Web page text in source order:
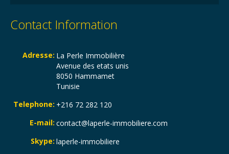
Contact Information
Adresse: La Perle Immobilière
Avenue des etats unis
8050 Hammamet
Tunisie
Telephone: +216 72 282 120
E-mail: contact@laperle-immobiliere.com
Skype: laperle-immobiliere